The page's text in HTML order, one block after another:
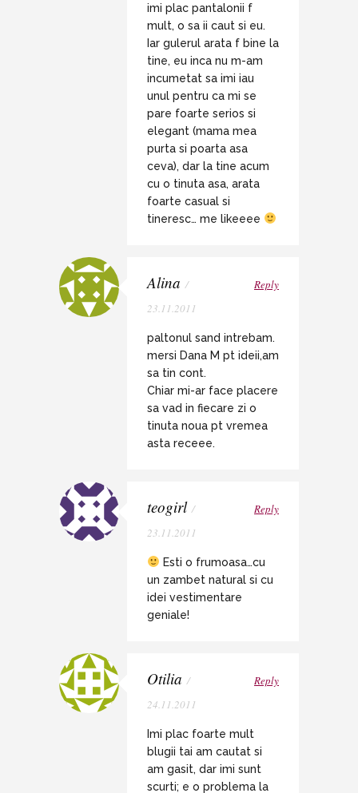
imi plac pantalonii f
mult, o sa ii caut si eu.
Iar gulerul arata f bine la
tine, eu inca nu m-am
incumetat sa imi iau
unul pentru ca mi se
pare foarte serios si
elegant (mama mea
purta si poarta asa
ceva), dar la tine acum
cu o tinuta asa, arata
foarte casual si
tineresc… me likeeee
Alina /
23.11.2011
Reply
paltonul sand intrebam.
mersi Dana M pt ideii,am
sa tin cont.
Chiar mi-ar face placere
sa vad in fiecare zi o
tinuta noua pt vremea
asta receee.
teogirl /
23.11.2011
Reply
Esti o frumoasa…cu
un zambet natural si cu
idei vestimentare
geniale!
Otilia /
24.11.2011
Reply
Imi plac foarte mult
blugii tai am cautat si
am gasit, dar imi sunt
scurti; e o problema la